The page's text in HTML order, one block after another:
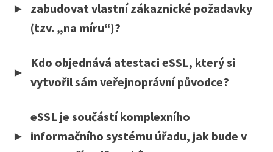
zabudovat vlastní zákaznické požadavky
(tzv. „na míru“)?
Kdo objednává atestaci eSSL, který si
vytvořil sám veřejnoprávní původce?
eSSL je součástí komplexního
informačního systému úřadu, jak bude v